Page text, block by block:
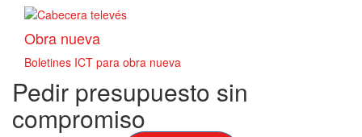
Obra nueva
Boletines ICT para obra nueva
Pedir presupuesto sin
compromiso